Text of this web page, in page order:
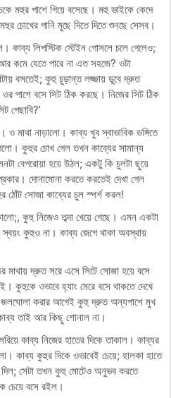
মহুর পাশে গিয়ে বসেছে। মহু ভাইকে কেদে
চোখের পানি মুছে দিতে দিতে শুনছে সেসব।
কাব্য লিপস্টিক স্টেইন গোসলে চলে গেলেও;
কমে যেতে পারে না এত সহজে? ওটা
বসতেই; কুহু চুড়ান্ত লজ্জায় ডুবে দ্রুত
পাশে বসে সিট ঠিক করছে। নিজের সিট ঠিক
পেছাবি?’
মাথা নাড়ালো। কাব্য খুব স্বাভাবিক ভঙ্গিতে
কুহুর চোখ গেল তখন কাব্যের সামান্য
বেপরোয়া হয়ে উঠল; একটু কি চুলটা ছুয়ে
দোনামোনা করতে করতেই দেখা গেল
ঠোঁট সোজা কাব্যের চুল স্পর্শ করল!
কুহু নিজেও তব্দা খেয়ে গেছে। এমন একটা
কুহুও না। কাব্য জেগে থাকা অবস্থায়
মাথায় দ্রুত সরে এসে সিটে সোজা হয়ে বসে
কুহুকে ওভাবে হ্যাং মেরে বসে থাকতে দেখে
জলঘোলা করার আগেই কুহু দ্রুত অন্যপাশে মুখ
তাই আর কিছু শোনাল না।
কাব্য নিজের হাতের দিকে তাকাল। কাব্যর
কাব্য কুহুর দিকে ওভাবেই চেয়ে; হালকা হাতে
দিল; সেটা তখন কুহু মোটেও অনুভব করতে
চেয়ে বসে রইল।